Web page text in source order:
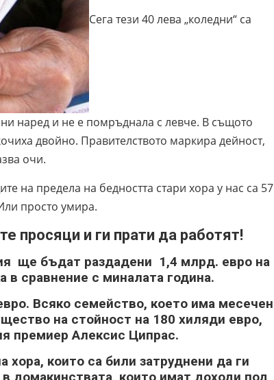
Сега тези 40 лева „коледни“ са
наред и не е помръднала с левче. В същото
двойно. Правителството маркира дейност,
очи.
на предела на бедността стари хора у нас са 57
просто умира.
просяци и ги прати да работят!
ще бъдат раздадени 1,4 млрд. евро на
в сравнение с миналата година.
Всяко семейство, което има месечен
на стойност на 180 хиляди евро,
премиер Алексис Ципрас.
които са били затруднени да ги